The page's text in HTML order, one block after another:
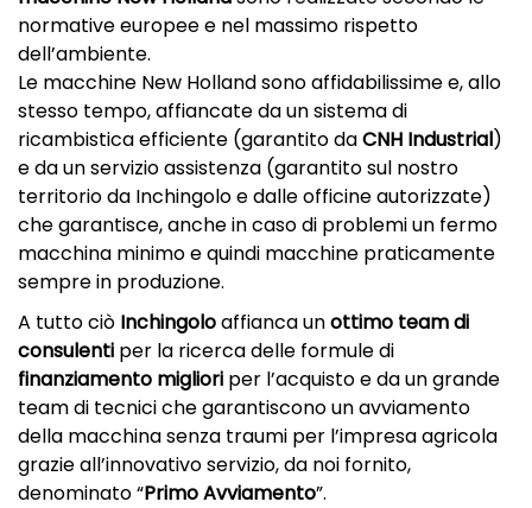
normative europee e nel massimo rispetto
dell’ambiente.
Le macchine New Holland sono affidabilissime e, allo
stesso tempo, affiancate da un sistema di
ricambistica efficiente (garantito daCNH Industrial)
e da un servizio assistenza (garantito sul nostro
territorio da Inchingolo e dalle officine autorizzate)
che garantisce, anche in caso di problemi un fermo
macchina minimo e quindi macchine praticamente
sempre in produzione.
A tutto ciò Inchingoloaffianca unottimo team di
consulenti per la ricerca delle formule di
finanziamento migliori per l’acquisto e da un grande
team di tecnici che garantiscono un avviamento
della macchina senza traumi per l’impresa agricola
grazie all’innovativo servizio, da noi fornito,
denominato “Primo Avviamento”.